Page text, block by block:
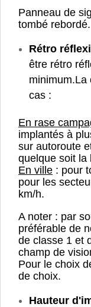
Panneau de
tombé rebordé.
Rétro
être rétro
minimum.La
cas :
En rase
implantés à
sur autoroute
quelque soit la
En ville : pour
pour les
km/h.
A noter : par
préférable de
de classe 1 et
champ de
Pour le choix
de choix.
Hauteur